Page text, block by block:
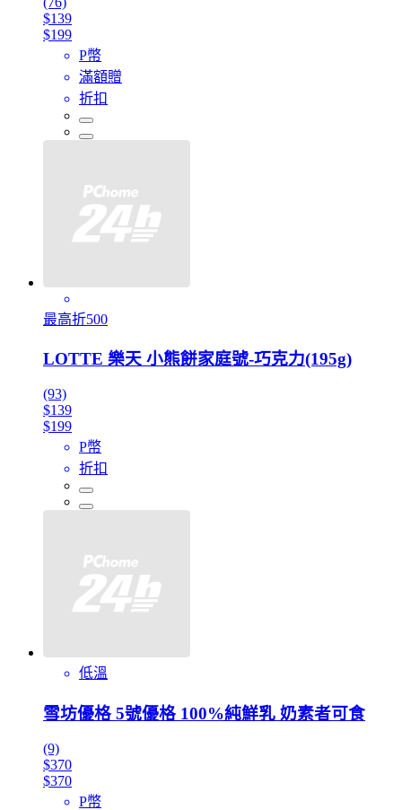
$139
$199
P幣
滿額贈
折扣
最高折500
LOTTE 樂天 小熊餅家庭號-巧克力(195g)
(93)
$139
$199
P幣
折扣
低溫
雪坊優格 5號優格 100%純鮮乳 奶素者可食
(9)
$370
$370
P幣